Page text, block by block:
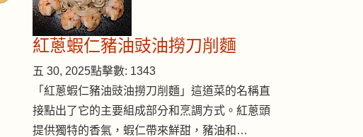
紅蔥蝦仁豬油豉油撈刀削麵
五 30, 2025點擊數: 1343
「紅蔥蝦仁豬油豉油撈刀削麵」這道菜的名稱直
接點出了它的主要組成部分和烹調方式。紅蔥頭
提供獨特的香氣，蝦仁帶來鮮甜，豬油和…